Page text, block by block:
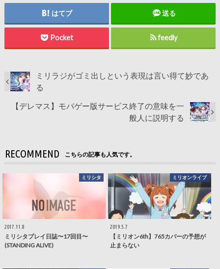
はてブ 送る
Pocket feedly
ミリラジがゴミ出しという表現は言い得て妙であ
る
【デレマス】モバゲー版サービス終了の意味を一
般人に説明する
RECOMMEND こちらの記事も人気です。
ミリシタ
2017.11.8
ミリシタプレイ日誌〜17回目〜
(STANDING ALIVE)
ミリオンライブ
2019.5.7
【ミリオン6th】765カバーの予想が
止まらない